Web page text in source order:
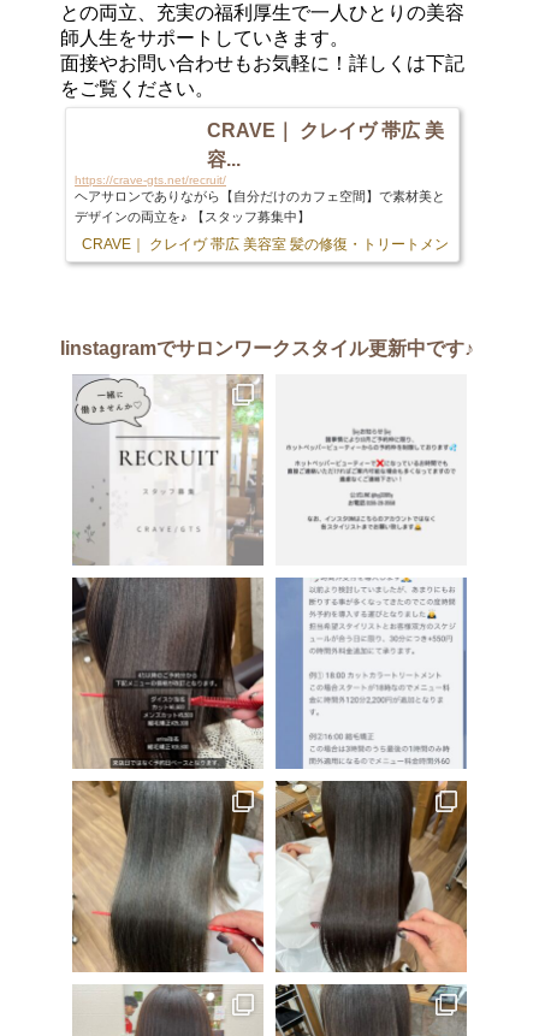
との両立、充実の福利厚生で一人ひとりの美容
師人生をサポートしていきます。
面接やお問い合わせもお気軽に！詳しくは下記
をご覧ください。
CRAVE｜ クレイヴ 帯広 美
容...
https://crave-gts.net/recruit/
ヘアサロンでありながら【自分だけのカフェ空間】で素材美と
デザインの両立を♪ 【スタッフ募集中】
CRAVE｜ クレイヴ 帯広 美容室 髪の修復・トリートメント専門店
Iinstagramでサロンワークスタイル更新中です♪